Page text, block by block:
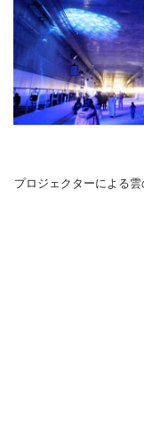
プロジェクターによる